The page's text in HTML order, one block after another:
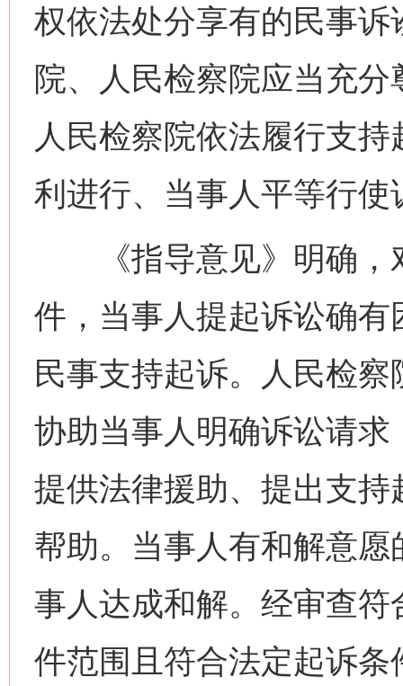
权依法处分享有的民事
院、人民检察院应当充
人民检察院依法履行支
利进行、当事人平等行使
《指导意见》明确，
件，当事人提起诉讼确
民事支持起诉。人民检
协助当事人明确诉讼请
提供法律援助、提出支
帮助。当事人有和解意
事人达成和解。经审查
件范围且符合法定起诉